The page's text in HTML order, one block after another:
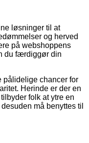
løsninger til at
og herved
på webshoppens
du færdiggør din
pålidelige chancer for
Herinde er der en
folk at ytre en
må benyttes til